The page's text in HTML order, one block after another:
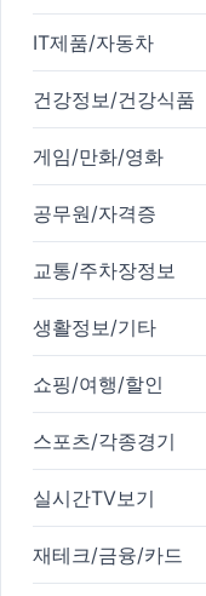
IT제품/자동차
건강정보/건강식품
게임/만화/영화
공무원/자격증
교통/주차장정보
생활정보/기타
쇼핑/여행/할인
스포츠/각종경기
실시간TV보기
재테크/금융/카드